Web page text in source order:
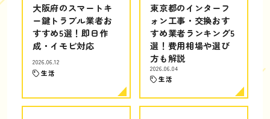
大阪府のスマートキ
ー鍵トラブル業者お
すすめ5選！即日作
成・イモビ対応
2026.06.12
生活
東京都のインターフ
ォン工事・交換おす
すめ業者ランキング5
選！費用相場や選び
方も解説
2026.06.04
生活